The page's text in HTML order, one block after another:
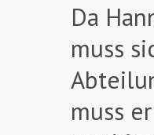
Da
muss
muss